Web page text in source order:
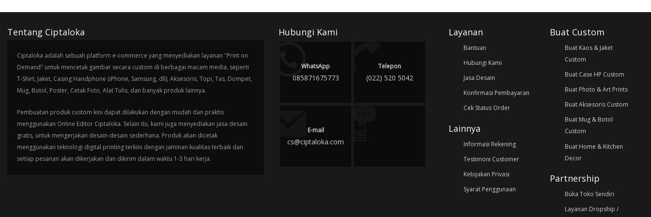
Tentang Ciptaloka
Ciptaloka adalah sebuah platform e-commerce yang menyediakan layanan "Print on
Demand" untuk mencetak gambar secara custom di berbagai macam media, seperti
T-Shirt, Jaket, Casing Handphone (iPhone, Samsung, dll), Aksesoris, Topi, Tas, Dompet,
Mug, Botol, Poster, Cetak Foto, Alat Tulis, dan banyak produk lainnya.
Pembuatan produk custom kini dapat dilakukan dengan mudah dan praktis
menggunakan Online Editor Ciptaloka. Selain itu, kami juga menyediakan jasa desain
gratis, untuk mengerjakan desain-desain sederhana. Produk akan dicetak
menggunakan teknologi digital printing terkini dengan jaminan kualitas terbaik dan
setiap pesanan akan dikerjakan dan dikirim dalam waktu 1-3 hari kerja.
Hubungi Kami
WhatsApp
085871675773
Telepon
(022) 520 5042
E-mail
cs@ciptaloka.com
Layanan
Bantuan
Hubungi Kami
Jasa Desain
Konfirmasi Pembayaran
Cek Status Order
Lainnya
Informasi Rekening
Testimoni Customer
Kebijakan Privasi
Syarat Penggunaan
Buat Custom
Buat Kaos & Jaket
Custom
Buat Case HP Custom
Buat Photo & Art Prints
Buat Aksesoris Custom
Buat Mug & Botol
Custom
Buat Home & Kitchen
Decor
Partnership
Buka Toko Sendiri
Layanan Dropship /